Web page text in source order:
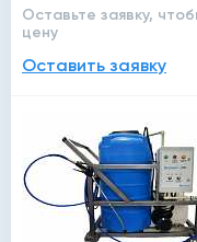
Оставьте заявку,
цену
Оставить заявку